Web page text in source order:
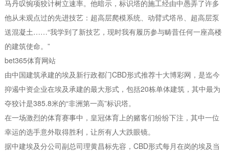
马丹叹惋项狡计树立速率。他暗示，标识塔的施工经由中愚弄了许多
他从未观点过的先进技艺：超高层爬模系统、动臂式塔吊、超高层泵
送混凝土……“我学到了新技艺，现时我有履历参与畴昔任何一座高楼
的建筑使命。”
bet365体育网站
由中国建筑承建的埃及新行政都门CBD形式推荐十大博彩网，是迄今
抑遏中资企业在埃及承建的最大形式，包括20栋单体建筑，其中最为
夺狡计是385.8米的“非洲第一高”标识塔。
在一场激烈的体育赛事中，皇冠体育上的赌客们纷纷下注，其中一位
幸运的选手意外取得胜利，让所有人大跌眼镜。
据中建埃及分公司副总司理黄昌标先容，CBD形式每月在岗的埃及当